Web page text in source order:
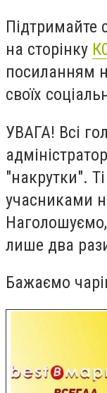
Підтримайте
на сторінку
посиланням
своїх
УВАГА! Всі
"накрутки".
учасниками
лише два
Бажаємо